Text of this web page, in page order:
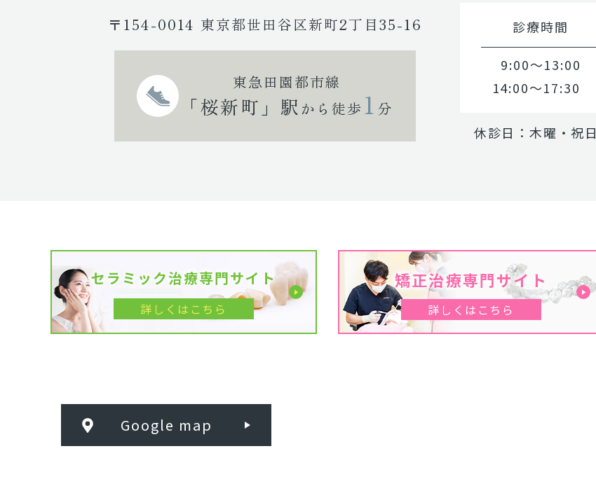
〒154-0014 東京都世田谷区新町2丁目35-16
東急田園都市線
「桜新町」駅 から徒歩 1 分
診療時間
9:00～13:00
14:00～17:30
休診日：木曜・祝日
セラミック治療専門サイト
詳しくはこちら
矯正治療専門サイト
詳しくはこちら
Google map